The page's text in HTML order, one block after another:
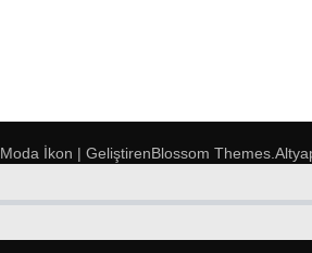
Moda İkon | GeliştirenBlossom Themes